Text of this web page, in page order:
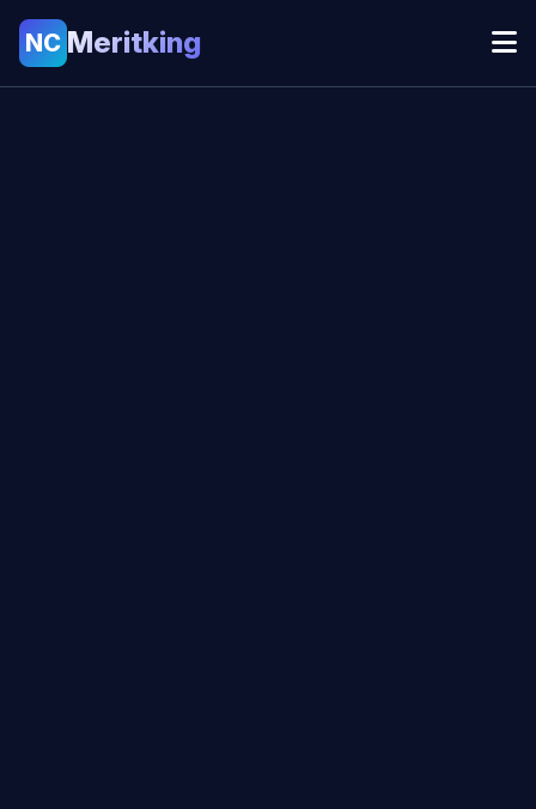
NC Meritking